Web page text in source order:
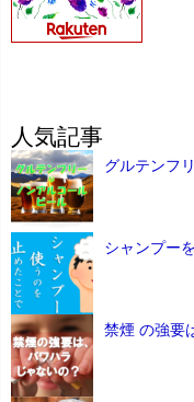
人気記事
グルテンフ
シャンプー
禁煙 の強要